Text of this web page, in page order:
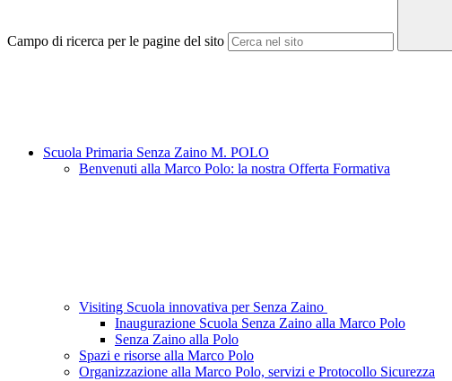
Campo di ricerca per le pagine del sito
Scuola Primaria Senza Zaino M. POLO
Benvenuti alla Marco Polo: la nostra Offerta Formativa
Visiting Scuola innovativa per Senza Zaino
Inaugurazione Scuola Senza Zaino alla Marco Polo
Senza Zaino alla Polo
Spazi e risorse alla Marco Polo
Organizzazione alla Marco Polo, servizi e Protocollo Sicurezza